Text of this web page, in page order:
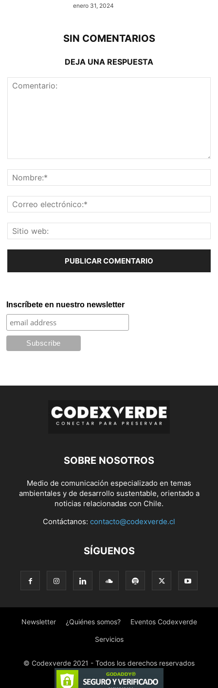
enero 31, 2024
SIN COMENTARIOS
DEJA UNA RESPUESTA
Inscríbete en nuestro newsletter
SOBRE NOSOTROS
Medio de comunicación especializado en temas
ambientales y de desarrollo sustentable, orientado a
noticias relacionadas con Chile.
Contáctanos: contacto@codexverde.cl
SÍGUENOS
Newsletter ¿Quiénes somos? Eventos Codexverde
Servicios
© Codexverde 2021 - Todos los derechos reservados